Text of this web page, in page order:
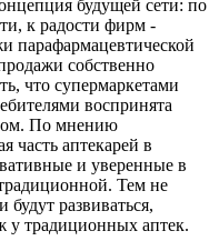
будущей сети: по
к радости фирм -
парафармацевтической
собственно
что супермаркетами
воспринята
По мнению
часть аптекарей в
и уверенные в
Тем не
развиваться,
у традиционных аптек.